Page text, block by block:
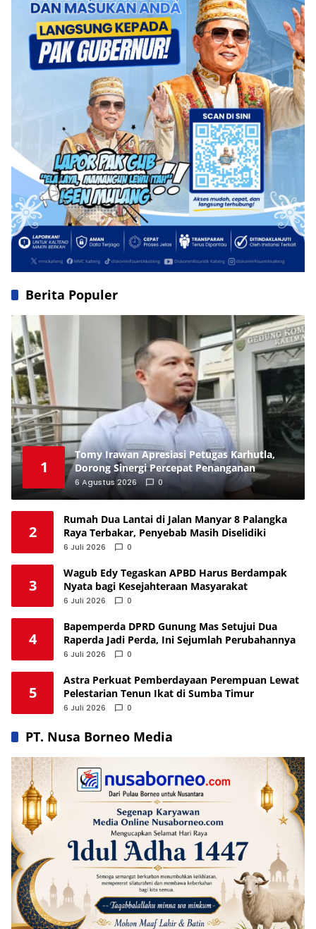
Berita Populer
1
Tomy Irawan Apresiasi Petugas Karhutla,
Dorong Sinergi Percepat Penanganan
6 Agustus 2026 0
2
Rumah Dua Lantai di Jalan Manyar 8 Palangka
Raya Terbakar, Penyebab Masih Diselidiki
6 Juli 2026 0
3
Wagub Edy Tegaskan APBD Harus Berdampak
Nyata bagi Kesejahteraan Masyarakat
6 Juli 2026 0
4
Bapemperda DPRD Gunung Mas Setujui Dua
Raperda Jadi Perda, Ini Sejumlah Perubahannya
6 Juli 2026 0
5
Astra Perkuat Pemberdayaan Perempuan Lewat
Pelestarian Tenun Ikat di Sumba Timur
6 Juli 2026 0
PT. Nusa Borneo Media